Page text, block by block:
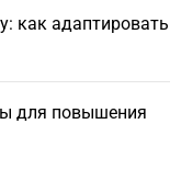
как адаптировать
для повышения